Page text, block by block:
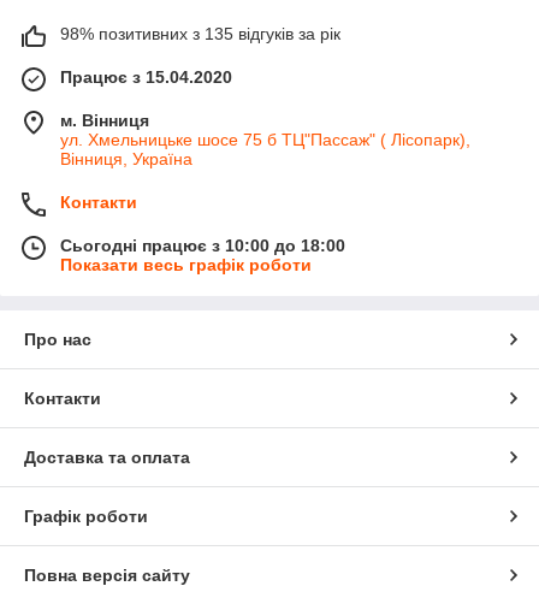
98% позитивних з 135 відгуків за рік
Працює з 15.04.2020
м. Вінниця
ул. Хмельницьке шосе 75 б ТЦ"Пассаж" ( Лісопарк),
Вінниця, Україна
Контакти
Сьогодні працює з 10:00 до 18:00
Показати весь графік роботи
Про нас
Контакти
Доставка та оплата
Графік роботи
Повна версія сайту